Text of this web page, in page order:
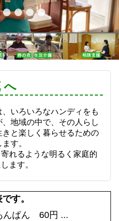
の花 へ
、いろいろなハンディをも
、地域の中で、その人らし
きと楽しく暮らせるための
す。
れるような明るく家庭的
ます。
す。
んぱん 60円 ...